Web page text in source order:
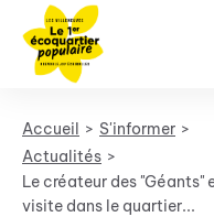
Accueil
S'informer
Actualités
Le créateur des "Géants"
visite dans le quartier...
Panneau de gestion des